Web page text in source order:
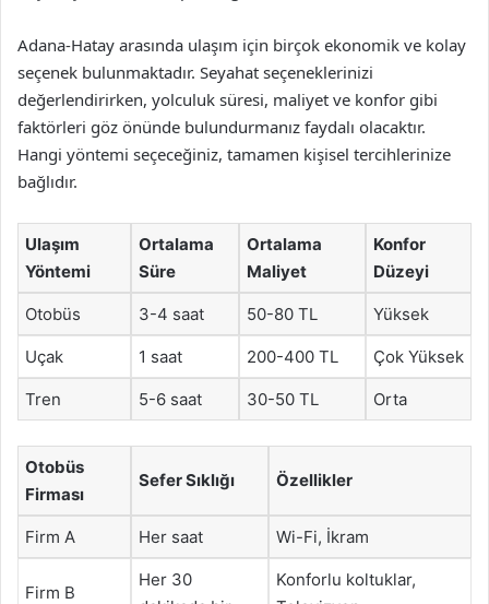
Adana-Hatay arasında ulaşım için birçok ekonomik ve kolay
seçenek bulunmaktadır. Seyahat seçeneklerinizi
değerlendirirken, yolculuk süresi, maliyet ve konfor gibi
faktörleri göz önünde bulundurmanız faydalı olacaktır.
Hangi yöntemi seçeceğiniz, tamamen kişisel tercihlerinize
bağlıdır.
Ulaşım
Yöntemi
Ortalama
Süre
Ortalama
Maliyet
Konfor
Düzeyi
Otobüs 3-4 saat 50-80 TL Yüksek
Uçak 1 saat 200-400 TL Çok Yüksek
Tren 5-6 saat 30-50 TL Orta
Otobüs
Firması
Sefer Sıklığı Özellikler
Firm A Her saat Wi-Fi, İkram
Firm B
Her 30
Konforlu koltuklar,